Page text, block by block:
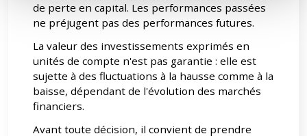
de perte en capital. Les performances passées
ne préjugent pas des performances futures.
La valeur des investissements exprimés en
unités de compte n'est pas garantie : elle est
sujette à des fluctuations à la hausse comme à la
baisse, dépendant de l'évolution des marchés
financiers.
Avant toute décision, il convient de prendre